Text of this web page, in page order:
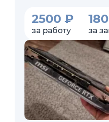
2500 ₽
за работу за